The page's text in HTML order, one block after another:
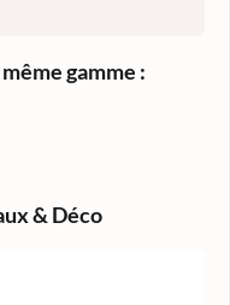
gamme :
& Déco